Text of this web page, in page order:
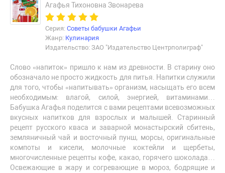
Агафья Тихоновна Звонарева
Серия: Советы бабушки Агафьи
Жанр: Кулинария
Издательство: ЗАО "Издательство Центрполиграф"
Слово «напиток» пришло к нам из древности. В старину оно
обозначало не просто жидкость для питья. Напитки служили
для того, чтобы «напитывать» организм, насыщать его всем
необходимым: влагой, силой, энергией, витаминами…
Бабушка Агафья поделится с вами рецептами всевозможных
вкусных напитков для взрослых и малышей. Старинный
рецепт русского кваса и заварной монастырский сбитень,
земляничный чай и восточный пунш, морсы, оригинальные
компоты и кисели, молочные коктейли и щербеты,
многочисленные рецепты кофе, какао, горячего шоколада…
Освежающие в жару и согревающие в мороз, бодрящие и